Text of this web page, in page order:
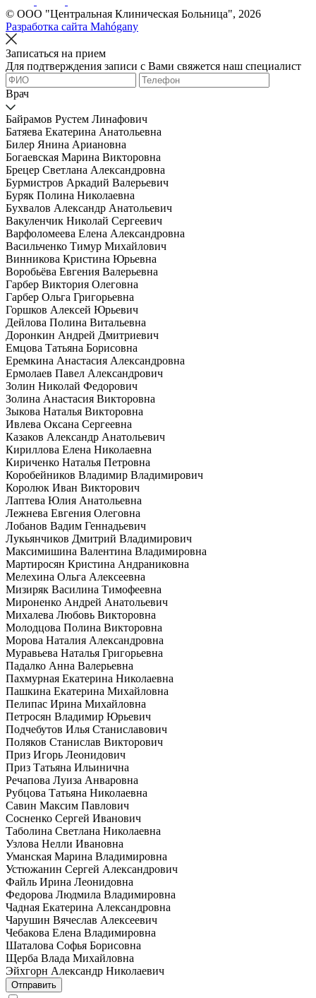
© OOO "Центральная Клиническая Больница", 2026
Разработка сайта Mahógany
Записаться на прием
Для подтверждения записи с Вами свяжется наш специалист
Врач
Байрамов Рустем Линафович
Батяева Екатерина Анатольевна
Билер Янина Ариановна
Богаевская Марина Викторовна
Брецер Светлана Александровна
Бурмистров Аркадий Валерьевич
Буряк Полина Николаевна
Бухвалов Александр Анатольевич
Вакуленчик Николай Сергеевич
Варфоломеева Елена Александровна
Васильченко Тимур Михайлович
Винникова Кристина Юрьевна
Воробьёва Евгения Валерьевна
Гарбер Виктория Олеговна
Гарбер Ольга Григорьевна
Горшков Алексей Юрьевич
Дейлова Полина Витальевна
Доронкин Андрей Дмитриевич
Емцова Татьяна Борисовна
Еремкина Анастасия Александровна
Ермолаев Павел Александрович
Золин Николай Федорович
Золина Анастасия Викторовна
Зыкова Наталья Викторовна
Ивлева Оксана Сергеевна
Казаков Александр Анатольевич
Кириллова Елена Николаевна
Кириченко Наталья Петровна
Коробейников Владимир Владимирович
Королюк Иван Викторович
Лаптева Юлия Анатольевна
Лежнева Евгения Олеговна
Лобанов Вадим Геннадьевич
Лукьянчиков Дмитрий Владимирович
Максимишина Валентина Владимировна
Мартиросян Кристина Андраниковна
Мелехина Ольга Алексеевна
Мизиряк Василина Тимофеевна
Мироненко Андрей Анатольевич
Михалева Любовь Викторовна
Молодцова Полина Викторовна
Морова Наталия Александровна
Муравьева Наталья Григорьевна
Падалко Анна Валерьевна
Пахмурная Екатерина Николаевна
Пашкина Екатерина Михайловна
Пелипас Ирина Михайловна
Петросян Владимир Юрьевич
Подчебутов Илья Станиславович
Поляков Станислав Викторович
Приз Игорь Леонидович
Приз Татьяна Ильинична
Речапова Луиза Анваровна
Рубцова Татьяна Николаевна
Савин Максим Павлович
Сосненко Сергей Иванович
Таболина Светлана Николаевна
Узлова Нелли Ивановна
Уманская Марина Владимировна
Устюжанин Сергей Александрович
Файль Ирина Леонидовна
Федорова Людмила Владимировна
Чадная Екатерина Александровна
Чарушин Вячеслав Алексеевич
Чебакова Елена Владимировна
Шаталова Софья Борисовна
Щерба Влада Михайловна
Эйхгорн Александр Николаевич
Отправить